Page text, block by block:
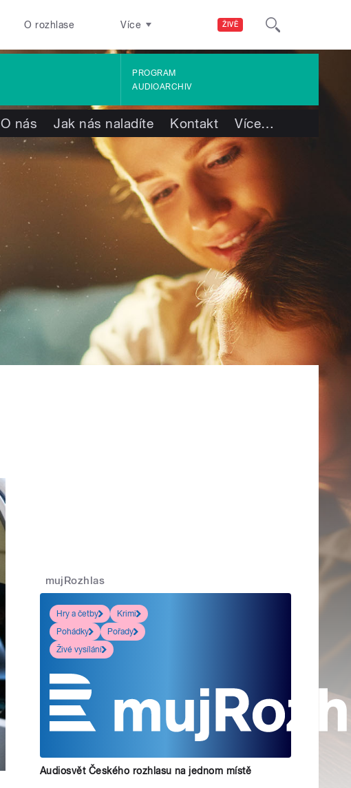
ŽIVĚ
O rozhlase Více
PROGRAM
AUDIOARCHIV
O nás Jak nás naladíte Kontakt Více…
mujRozhlas
Hry a četby
Krimi
Pohádky
Pořady
Živé vysílání
Audiosvět Českého rozhlasu na jednom místě